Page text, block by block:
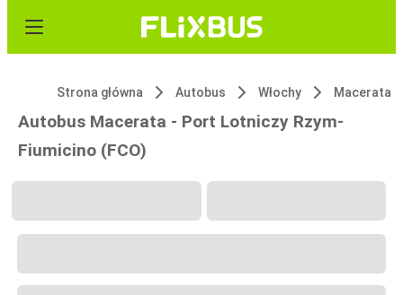
Strona główna Autobus Włochy Macerata
Autobus Macerata - Port Lotniczy Rzym-
Fiumicino (FCO)